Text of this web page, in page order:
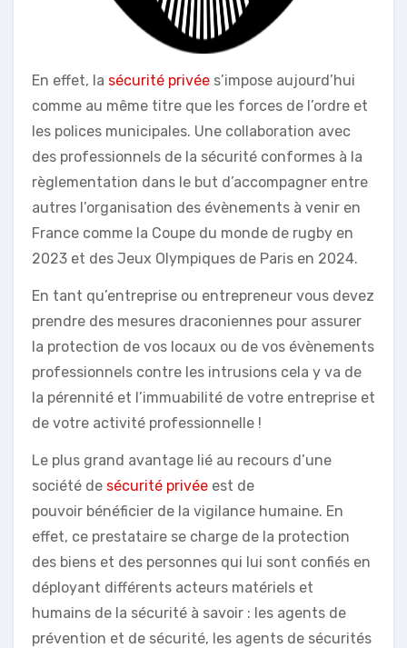
En effet, la sécurité privée s’impose aujourd’hui
comme au même titre que les forces de l’ordre et
les polices municipales. Une collaboration avec
des professionnels de la sécurité conformes à la
règlementation dans le but d’accompagner entre
autres l’organisation des évènements à venir en
France comme la Coupe du monde de rugby en
2023 et des Jeux Olympiques de Paris en 2024.
En tant qu’entreprise ou entrepreneur vous devez
prendre des mesures draconiennes pour assurer
la protection de vos locaux ou de vos évènements
professionnels contre les intrusions cela y va de
la pérennité et l’immuabilité de votre entreprise et
de votre activité professionnelle !
Le plus grand avantage lié au recours d’une
société de sécurité privée est de
pouvoir bénéficier de la vigilance humaine. En
effet, ce prestataire se charge de la protection
des biens et des personnes qui lui sont confiés en
déployant différents acteurs matériels et
humains de la sécurité à savoir : les agents de
prévention et de sécurité, les agents de sécurités